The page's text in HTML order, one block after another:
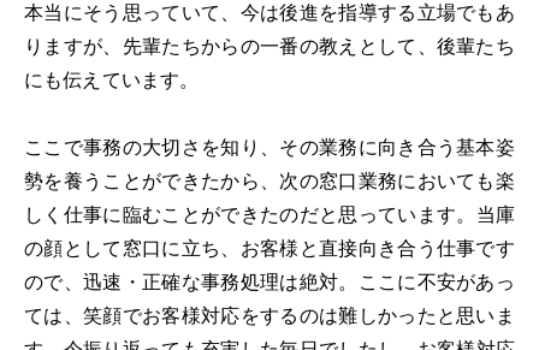
本当にそう思っていて、今は後進を指導する立場でもあ
りますが、先輩たちからの一番の教えとして、後輩たち
にも伝えています。
ここで事務の大切さを知り、その業務に向き合う基本姿
勢を養うことができたから、次の窓口業務においても楽
しく仕事に臨むことができたのだと思っています。当庫
の顔として窓口に立ち、お客様と直接向き合う仕事です
ので、迅速・正確な事務処理は絶対。ここに不安があっ
ては、笑顔でお客様対応をするのは難しかったと思いま